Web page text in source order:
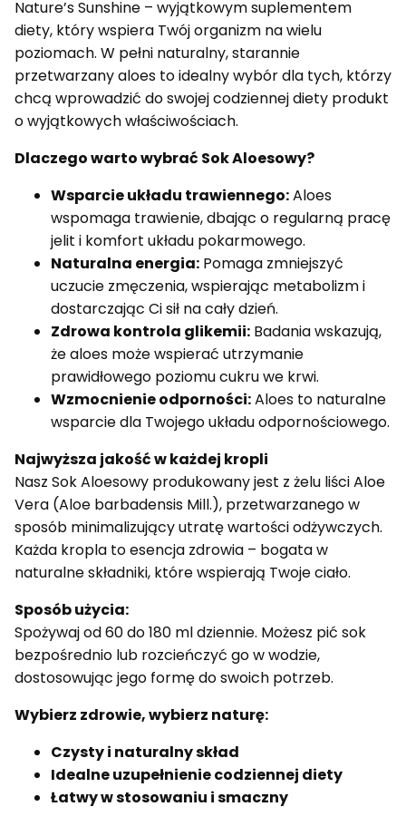
Nature’s Sunshine – wyjątkowym suplementem
diety, który wspiera Twój organizm na wielu
poziomach. W pełni naturalny, starannie
przetwarzany aloes to idealny wybór dla tych, którzy
chcą wprowadzić do swojej codziennej diety produkt
o wyjątkowych właściwościach.
Dlaczego warto wybrać Sok Aloesowy?
Wsparcie układu trawiennego:Aloes
wspomaga trawienie, dbając o regularną pracę
jelit i komfort układu pokarmowego.
Naturalna energia: Pomaga zmniejszyć
uczucie zmęczenia, wspierając metabolizm i
dostarczając Ci sił na cały dzień.
Zdrowa kontrola glikemii: Badania wskazują,
że aloes może wspierać utrzymanie
prawidłowego poziomu cukru we krwi.
Wzmocnienie odporności:Aloes to naturalne
wsparcie dla Twojego układu odpornościowego.
Najwyższa jakość w każdej kropli
Nasz Sok Aloesowy produkowany jest z żelu liści Aloe
Vera (Aloe barbadensis Mill.), przetwarzanego w
sposób minimalizujący utratę wartości odżywczych.
Każda kropla to esencja zdrowia – bogata w
naturalne składniki, które wspierają Twoje ciało.
Sposób użycia:
Spożywaj od 60 do 180 ml dziennie. Możesz pić sok
bezpośrednio lub rozcieńczyć go w wodzie,
dostosowując jego formę do swoich potrzeb.
Wybierz zdrowie, wybierz naturę:
Czysty i naturalny skład
Idealne uzupełnienie codziennej diety
Łatwy w stosowaniu i smaczny